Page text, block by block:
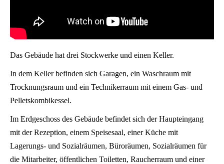
Das Gebäude hat drei Stockwerke und einen Keller.
In dem Keller befinden sich Garagen, ein Waschraum mit
Trocknungsraum und ein Technikerraum mit einem Gas- und
Pelletskombikessel.
Im Erdgeschoss des Gebäude befindet sich der Haupteingang
mit der Rezeption, einem Speisesaal, einer Küche mit
Lagerungs- und Sozialräumen, Büroräumen, Sozialräumen für
die Mitarbeiter, öffentlichen Toiletten, Raucherraum und einer